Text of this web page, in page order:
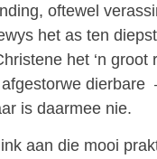
oftewel
het as ten
het ‘n groot
afgestorwe
is daarmee nie.
aan die mooi